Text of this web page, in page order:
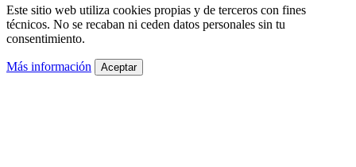
Este sitio web utiliza cookies propias y de terceros con fines
técnicos. No se recaban ni ceden datos personales sin tu
consentimiento.
Más información Aceptar